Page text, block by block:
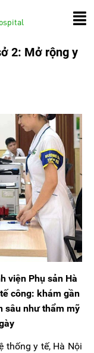
2: Mở rộng y
viện Phụ sản Hà
công: khám gần
sâu như thẩm mỹ
thống y tế, Hà Nội